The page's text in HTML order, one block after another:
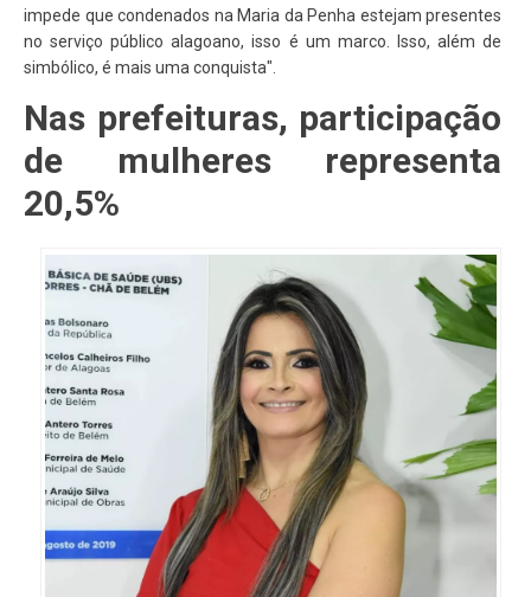
impede que condenados na Maria da Penha estejam presentes
no serviço público alagoano, isso é um marco. Isso, além de
simbólico, é mais uma conquista".
Nas prefeituras, participação
de mulheres representa
20,5%